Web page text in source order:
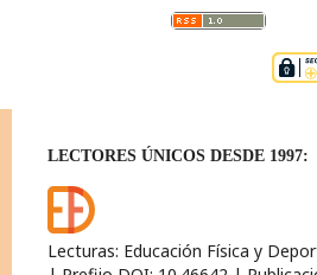
LECTORES ÚNICOS DESDE 1997:
Lecturas: Educación Física y